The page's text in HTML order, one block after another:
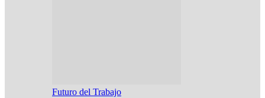
Futuro del Trabajo